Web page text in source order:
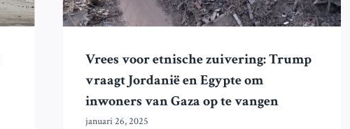
Vrees voor etnische zuivering: Trump
vraagt Jordanië en Egypte om
inwoners van Gaza op te vangen
januari 26, 2025